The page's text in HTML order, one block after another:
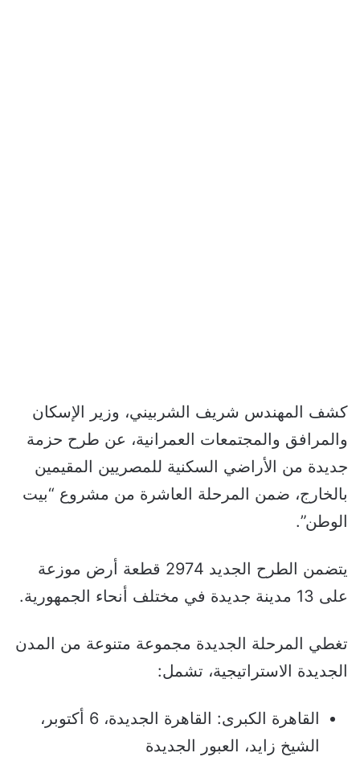
كشف المهندس شريف الشربيني، وزير الإسكان
والمرافق والمجتمعات العمرانية، عن طرح حزمة
جديدة من الأراضي السكنية للمصريين المقيمين
بالخارج، ضمن المرحلة العاشرة من مشروع “بيت
الوطن”.
يتضمن الطرح الجديد 2974 قطعة أرض موزعة
على 13 مدينة جديدة في مختلف أنحاء الجمهورية.
تغطي المرحلة الجديدة مجموعة متنوعة من المدن
الجديدة الاستراتيجية، تشمل:
القاهرة الكبرى: القاهرة الجديدة، 6 أكتوبر،
الشيخ زايد، العبور الجديدة